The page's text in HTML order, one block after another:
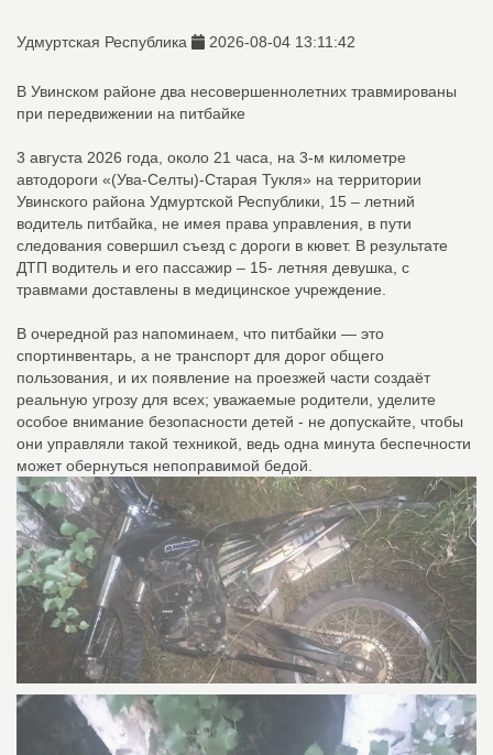
Удмуртская Республика 2026-08-04 13:11:42
В Увинском районе два несовершеннолетних травмированы
при передвижении на питбайке
3 августа 2026 года, около 21 часа, на 3-м километре
автодороги «(Ува-Селты)-Старая Тукля» на территории
Увинского района Удмуртской Республики, 15 – летний
водитель питбайка, не имея права управления, в пути
следования совершил съезд с дороги в кювет. В результате
ДТП водитель и его пассажир – 15- летняя девушка, с
травмами доставлены в медицинское учреждение.
В очередной раз напоминаем, что питбайки — это
спортинвентарь, а не транспорт для дорог общего
пользования, и их появление на проезжей части создаёт
реальную угрозу для всех; уважаемые родители, уделите
особое внимание безопасности детей - не допускайте, чтобы
они управляли такой техникой, ведь одна минута беспечности
может обернуться непоправимой бедой.